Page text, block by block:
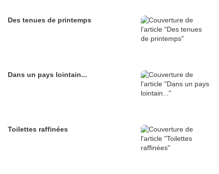
Des tenues de printemps
Dans un pays lointain...
Toilettes raffinées